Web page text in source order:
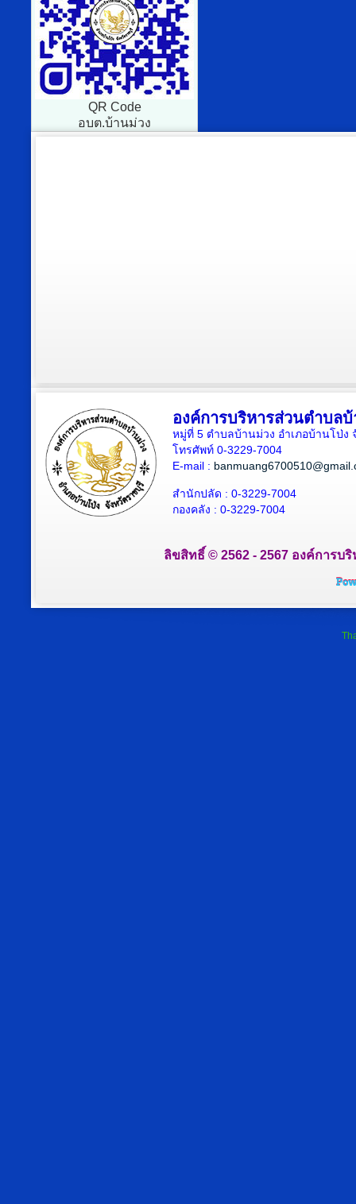
QR Code
อบต.บ้านม่วง
องค์การบริหารส่วนตำบล
หมู่ที่ 5 ตำบลบ้านม่วง อำเภอบ้านโป่ง
โทรศัพท์ 0-3229-7004
E-mail :
สำนักปลัด : 0-3229-7004
กองคลัง : 0-3229-7004
ลิขสิทธิ์ © 2562 - 2567 องค์การบ